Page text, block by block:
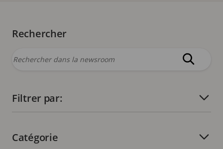
Rechercher
Filtrer par:
Nombre de filtres actifs :
Catégorie
Nombre de filtres actifs :